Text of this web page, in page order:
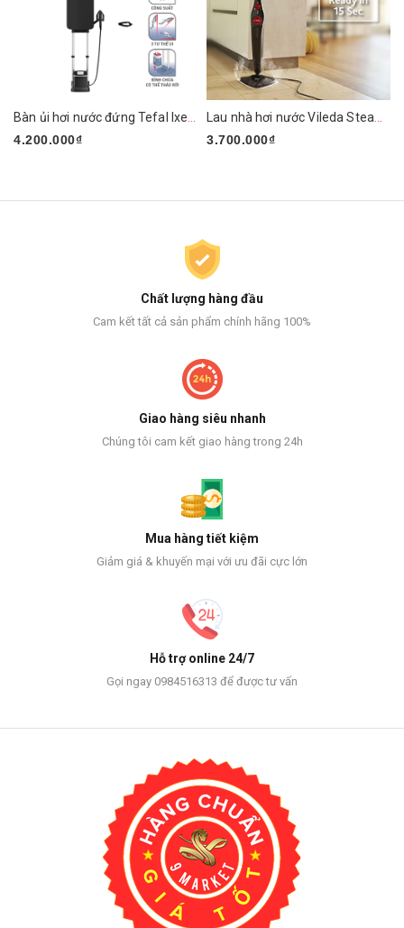
4.200.000₫
3.700.000₫
Chất lượng hàng đầu
Cam kết tất cả sản phẩm chính hãng 100%
Giao hàng siêu nhanh
Chúng tôi cam kết giao hàng trong 24h
Mua hàng tiết kiệm
Giảm giá & khuyến mại với ưu đãi cực lớn
Hỗ trợ online 24/7
Gọi ngay 0984516313 để được tư vấn